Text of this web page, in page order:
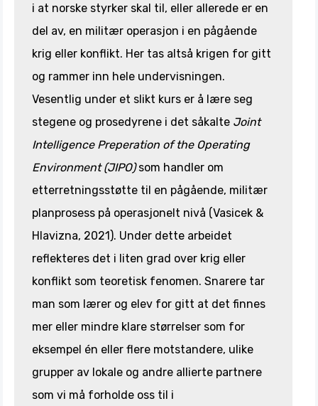
i at norske styrker skal til, eller allerede er en
del av, en militær operasjon i en pågående
krig eller konflikt. Her tas altså krigen for gitt
og rammer inn hele undervisningen.
Vesentlig under et slikt kurs er å lære seg
stegene og prosedyrene i det såkalte Joint
Intelligence Preperation of the Operating
Environment (JIPO)som handler om
etterretningsstøtte til en pågående, militær
planprosess på operasjonelt nivå (Vasicek &
Hlavizna, 2021). Under dette arbeidet
reflekteres det i liten grad over krig eller
konflikt som teoretisk fenomen. Snarere tar
man som lærer og elev for gitt at det finnes
mer eller mindre klare størrelser som for
eksempel én eller flere motstandere, ulike
grupper av lokale og andre allierte partnere
som vi må forholde oss til i